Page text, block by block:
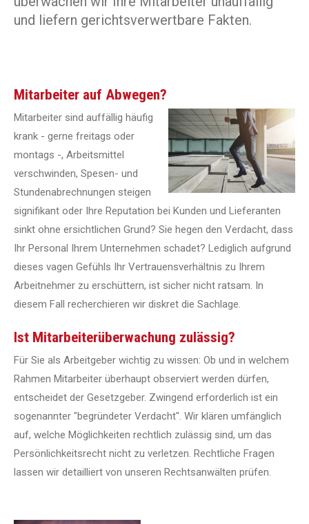
und liefern gerichtsverwertbare Fakten.
Mitarbeiter auf Abwegen?
Mitarbeiter sind auffällig häufig
krank - gerne freitags oder
montags -, Arbeitsmittel
verschwinden, Spesen- und
Stundenabrechnungen steigen
signifikant oder Ihre Reputation bei Kunden und Lieferanten
sinkt ohne ersichtlichen Grund? Sie hegen den Verdacht, dass
Ihr Personal Ihrem Unternehmen schadet? Lediglich aufgrund
dieses vagen Gefühls Ihr Vertrauensverhältnis zu Ihrem
Arbeitnehmer zu erschüttern, ist sicher nicht ratsam. In
diesem Fall recherchieren wir diskret die Sachlage.
Ist Mitarbeiterüberwachung zulässig?
Für Sie als Arbeitgeber wichtig zu wissen: Ob und in welchem
Rahmen Mitarbeiter überhaupt observiert werden dürfen,
entscheidet der Gesetzgeber. Zwingend erforderlich ist ein
sogenannter "begründeter Verdacht". Wir klären umfänglich
auf, welche Möglichkeiten rechtlich zulässig sind, um das
Persönlichkeitsrecht nicht zu verletzen. Rechtliche Fragen
lassen wir detailliert von unseren Rechtsanwälten prüfen.